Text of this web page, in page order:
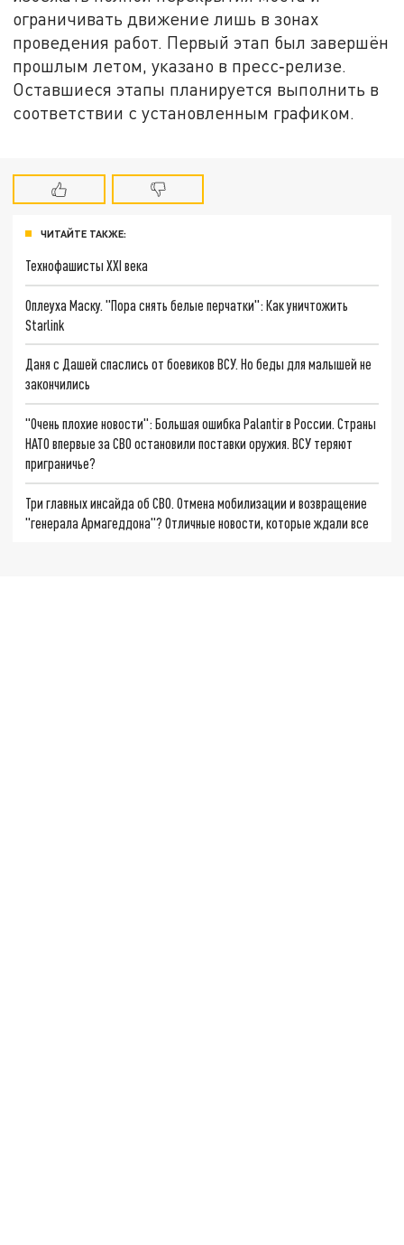
ограничивать движение лишь в зонах
проведения работ. Первый этап был завершён
прошлым летом, указано в пресс‑релизе.
Оставшиеся этапы планируется выполнить в
соответствии с установленным графиком.
ЧИТАЙТЕ ТАКЖЕ:
Технофашисты XXI века
Оплеуха Маску. "Пора снять белые перчатки": Как уничтожить
Starlink
Даня с Дашей спаслись от боевиков ВСУ. Но беды для малышей не
закончились
"Очень плохие новости": Большая ошибка Palantir в России. Страны
НАТО впервые за СВО остановили поставки оружия. ВСУ теряют
приграничье?
Три главных инсайда об СВО. Отмена мобилизации и возвращение
"генерала Армагеддона"? Отличные новости, которые ждали все